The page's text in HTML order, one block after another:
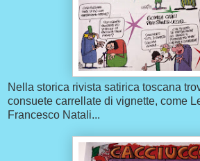
Nella storica rivista satirica toscana
consuete carrellate di vignette, come
Francesco Natali...